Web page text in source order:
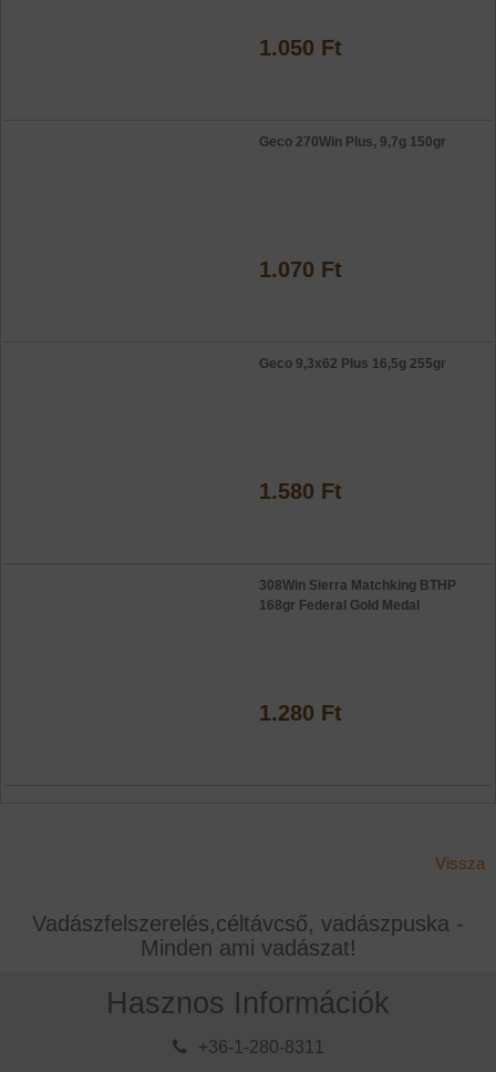
1.050 Ft
Geco 270Win Plus, 9,7g 150gr
1.070 Ft
Geco 9,3x62 Plus 16,5g 255gr
1.580 Ft
308Win Sierra Matchking BTHP
168gr Federal Gold Medal
1.280 Ft
Vissza
Vadászfelszerelés,céltávcső, vadászpuska -
Minden ami vadászat!
Hasznos Információk
+36-1-280-8311